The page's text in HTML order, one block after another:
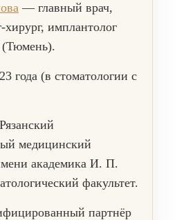
— главный врач,
имплантолог
(Тюмень).
23 года (в стоматологии с
Рязанский
медицинский
академика И. П.
факультет.
партнёр